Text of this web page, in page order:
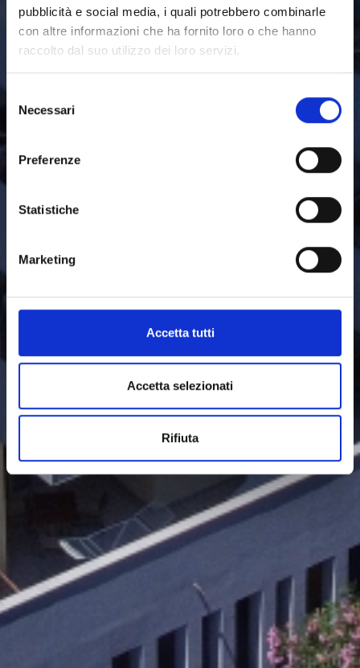
pubblicità e social media, i quali potrebbero combinarle
con altre informazioni che ha fornito loro o che hanno
raccolto dal suo utilizzo dei loro servizi.
delNecessari
Preferenze
Statistiche
Marketing
Accetta tutti
Accetta selezionati
Rifiuta